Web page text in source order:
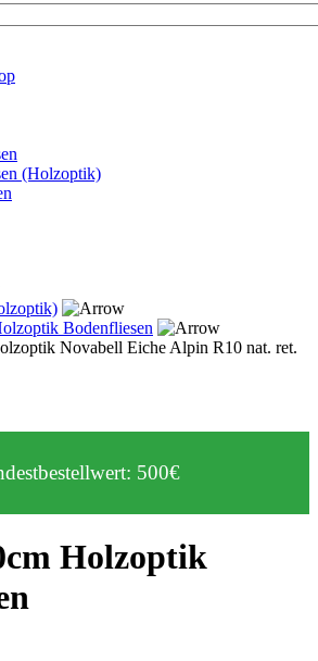
(Holzoptik)
Bodenfliesen
Novabell Eiche Alpin R10 nat. ret.
500€
Holzoptik